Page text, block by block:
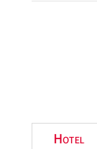
Hotel